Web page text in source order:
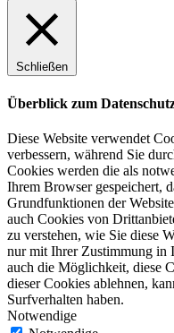
Schließen
Überblick zum
Diese Website verwendet
verbessern, während Sie
Cookies werden die als
Ihrem Browser gespeichert,
Grundfunktionen der
auch Cookies von
zu verstehen, wie Sie diese
nur mit Ihrer Zustimmung in
auch die Möglichkeit, diese
dieser Cookies ablehnen,
Surfverhalten haben.
Notwendige